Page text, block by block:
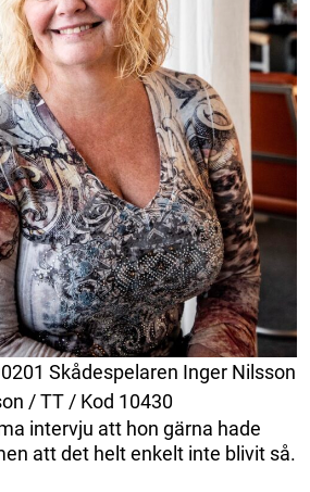
Skådespelaren Inger Nilsson
/ TT / Kod 10430
intervju att hon gärna hade
att det helt enkelt inte blivit så.